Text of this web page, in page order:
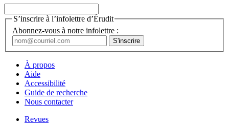
S’inscrire à l’infolettre d’Érudit
Abonnez-vous à notre infolettre :
À propos
Aide
Accessibilité
Guide de recherche
Nous contacter
Revues